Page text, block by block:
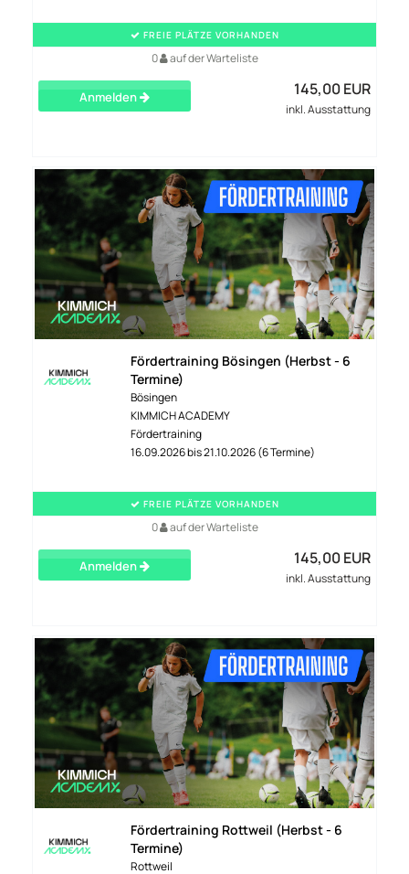
FREIE PLÄTZE VORHANDEN
0 auf der Warteliste
Anmelden 145,00 EUR
inkl. Ausstattung
Fördertraining Bösingen (Herbst - 6
Termine)
Bösingen
KIMMICH ACADEMY
Fördertraining
16.09.2026 bis 21.10.2026 (6 Termine)
FREIE PLÄTZE VORHANDEN
0 auf der Warteliste
Anmelden 145,00 EUR
inkl. Ausstattung
Fördertraining Rottweil (Herbst - 6
Termine)
Rottweil